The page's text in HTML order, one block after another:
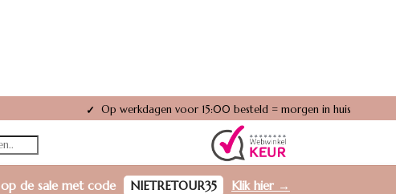
✓ Op werkdagen voor 15:00 besteld = morgen in huis
op de sale met code NIETRETOUR35 Klik hier →